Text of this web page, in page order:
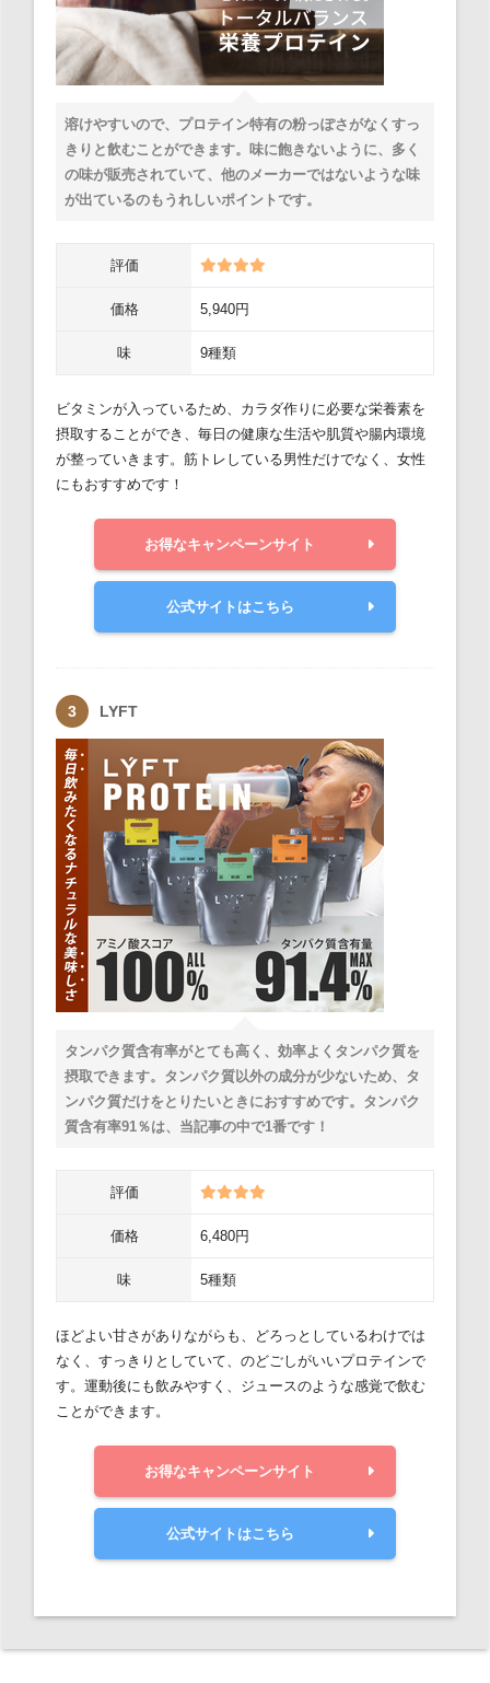
溶けやすいので、プロテイン特有の粉っぽさがなくすっ
きりと飲むことができます。味に飽きないように、多く
の味が販売されていて、他のメーカーではないような味
が出ているのもうれしいポイントです。
評価
価格 5,940円
味 9種類
ビタミンが入っているため、カラダ作りに必要な栄養素を
摂取することができ、毎日の健康な生活や肌質や腸内環境
が整っていきます。筋トレしている男性だけでなく、女性
にもおすすめです！
お得なキャンペーンサイト
公式サイトはこちら
LYFT
タンパク質含有率がとても高く、効率よくタンパク質を
摂取できます。タンパク質以外の成分が少ないため、タ
ンパク質だけをとりたいときにおすすめです。タンパク
質含有率91％は、当記事の中で1番です！
評価
価格 6,480円
味 5種類
ほどよい甘さがありながらも、どろっとしているわけでは
なく、すっきりとしていて、のどごしがいいプロテインで
す。運動後にも飲みやすく、ジュースのような感覚で飲む
ことができます。
お得なキャンペーンサイト
公式サイトはこちら